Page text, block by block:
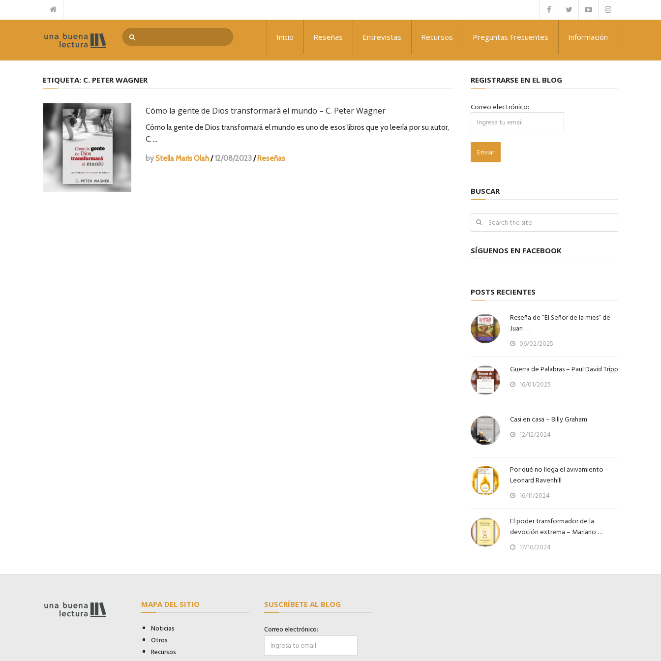
Reseña de “El Señor de la mies” de Juan Carlos Manzewitsch: ¿Qué nos falta para el avivamiento?
Guerra de Palabras – Paul David Tripp
El poder transformador de la devoción extrema – Mariano Sennewald
De la idea a la acción – Myles Munroe
El costo del discipulado – Dietrich Bonhoeffer
La pregunta intermitente – Philip Yancey
Repensando el futuro – Alberto Mottesi
Inicio Reseñas Entrevistas Recursos Preguntas Frecuentes Información
ETIQUETA: C. PETER WAGNER
Cómo la gente de Dios transformará el mundo – C. Peter Wagner
Cómo la gente de Dios transformará el mundo es uno de esos libros que yo leería por su autor,
C. …
byStella Maris Olah/ 12/08/2023/ Reseñas
REGISTRARSE EN EL BLOG
Correo electrónico:
BUSCAR
SÍGUENOS EN FACEBOOK
POSTS RECIENTES
Reseña de “El Señor de la mies” de
Juan …
06/02/2025
Guerra de Palabras – Paul David Tripp
16/01/2025
Casi en casa – Billy Graham
12/12/2024
Por qué no llega el avivamiento –
Leonard Ravenhill
16/11/2024
El poder transformador de la
devoción extrema – Mariano …
17/10/2024
MAPA DEL SITIO
Noticias
Otros
Recursos
SUSCRÍBETE AL BLOG
Correo electrónico: